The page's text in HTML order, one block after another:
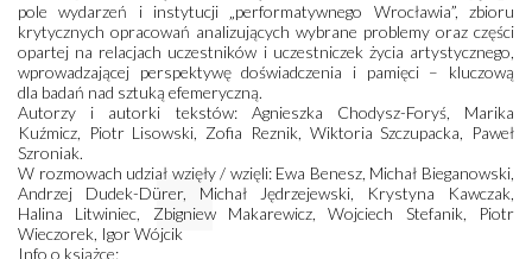
pole wydarzeń i instytucji „performatywnego Wrocławia”, zbioru
krytycznych opracowań analizujących wybrane problemy oraz części
opartej na relacjach uczestników i uczestniczek życia artystycznego,
wprowadzającej perspektywę doświadczenia i pamięci – kluczową
dla badań nad sztuką efemeryczną.
Autorzy i autorki tekstów: Agnieszka Chodysz-Foryś, Marika
Kuźmicz, Piotr Lisowski, Zofia Reznik, Wiktoria Szczupacka, Paweł
Szroniak.
W rozmowach udział wzięły / wzięli: Ewa Benesz, Michał Bieganowski,
Andrzej Dudek-Dürer, Michał Jędrzejewski, Krystyna Kawczak,
Halina Litwiniec, Zbigniew Makarewicz, Wojciech Stefanik, Piotr
Wieczorek, Igor Wójcik
Info o książce: